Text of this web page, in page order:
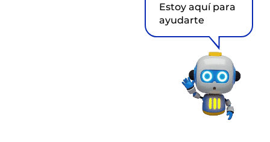
Estoy aquí para
ayudarte